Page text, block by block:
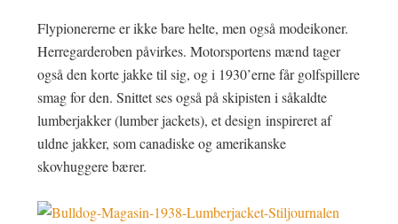
Flypionererne er ikke bare helte, men også modeikoner.
Herregarderoben påvirkes. Motorsportens mænd tager
også den korte jakke til sig, og i 1930’erne får golfspillere
smag for den. Snittet ses også på skipisten i såkaldte
lumberjakker (lumber jackets), et design inspireret af
uldne jakker, som canadiske og amerikanske
skovhuggere bærer.